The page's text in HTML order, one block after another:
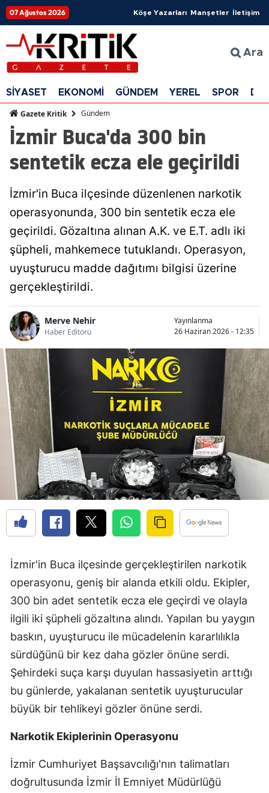
07 Ağustos 2026 Köşe Yazarları Manşetler İletişim
Ara
SİYASET EKONOMİ GÜNDEM YEREL SPOR
Gazete Kritik Gündem
İzmir Buca'da 300 bin
sentetik ecza ele geçirildi
İzmir'in Buca ilçesinde düzenlenen narkotik
operasyonunda, 300 bin sentetik ecza ele
geçirildi. Gözaltına alınan A.K. ve E.T. adlı iki
şüpheli, mahkemece tutuklandı. Operasyon,
uyuşturucu madde dağıtımı bilgisi üzerine
gerçekleştirildi.
Merve Nehir
Haber Editörü
Yayınlanma
26 Haziran 2026 - 12:35
İzmir'in Buca ilçesinde gerçekleştirilen narkotik
operasyonu, geniş bir alanda etkili oldu. Ekipler,
300 bin adet sentetik ecza ele geçirdi ve olayla
ilgili iki şüpheli gözaltına alındı. Yapılan bu yaygın
baskın, uyuşturucu ile mücadelenin kararlılıkla
sürdüğünü bir kez daha gözler önüne serdi.
Şehirdeki suça karşı duyulan hassasiyetin arttığı
bu günlerde, yakalanan sentetik uyuşturucular
büyük bir tehlikeyi gözler önüne serdi.
Narkotik Ekiplerinin Operasyonu
İzmir Cumhuriyet Başsavcılığı'nın talimatları
doğrultusunda İzmir İl Emniyet Müdürlüğü